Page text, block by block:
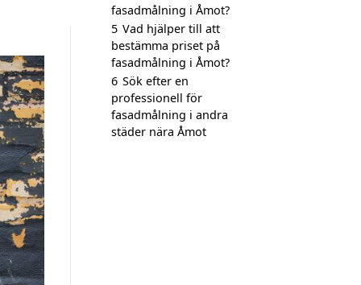
fasadmålning i Åmot?
5 Vad hjälper till att
bestämma priset på
fasadmålning i Åmot?
6 Sök efter en
professionell för
fasadmålning i andra
städer nära Åmot